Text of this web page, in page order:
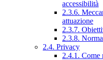
accessibilità
2.3.6.
attuazione
2.3.7.
2.3.8.
2.4. Privacy
2.4.1. Come